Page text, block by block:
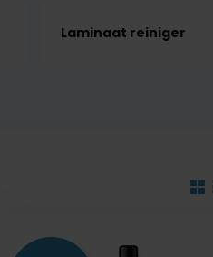
Laminaat reiniger